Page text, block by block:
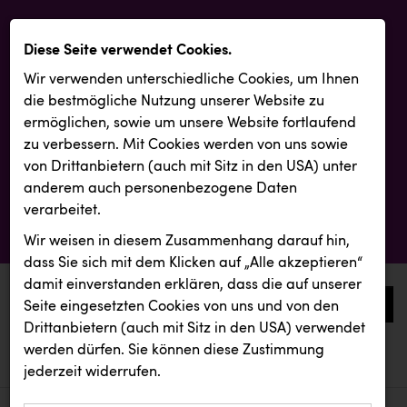
0
aktuelle aussendungen
aktuelle aussendungen
Diese Seite verwendet Cookies.
Wir verwenden unterschiedliche Cookies, um Ihnen
die best­mögliche Nutzung unserer Website zu
ermöglichen, sowie um unsere Website fortlaufend
zu verbessern. Mit Cookies werden von uns sowie
von Drittanbietern (auch mit Sitz in den USA) unter
anderem auch personenbezogene Daten
verarbeitet.
Wir weisen in diesem Zusammenhang darauf hin,
dass Sie sich mit dem Klicken auf „Alle akzeptieren“
damit ein­ver­standen erklären, dass die auf unserer
Seite eingesetzten Cookies von uns und von den
Drittanbietern (auch mit Sitz in den USA) verwendet
werden dürfen. Sie können diese Zustimmung
jederzeit widerrufen.